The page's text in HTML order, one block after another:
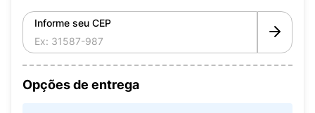
Informe seu CEP
Opções de entrega